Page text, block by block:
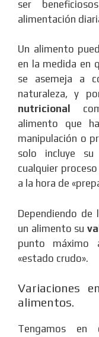
ser
alimentación
Un alimento
en la medida en
se asemeja a
naturaleza, y
nutricional
alimento que
manipulación o
solo incluye su
cualquier
a la hora de
Dependiendo de
un alimento su
punto máximo
«estado crudo».
Variaciones
alimentos.
Tengamos